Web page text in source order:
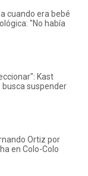
cuando era bebé
"No había
Kast
suspender
Ortiz por
en Colo-Colo